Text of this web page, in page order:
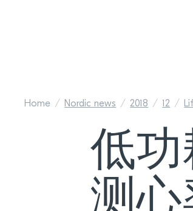
Home Nordic news 2018 12
低
测